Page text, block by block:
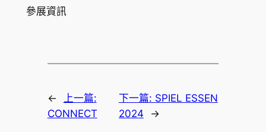
參展資訊
←
上一篇:
CONNECT
下一篇: SPIEL ESSEN
2024
→